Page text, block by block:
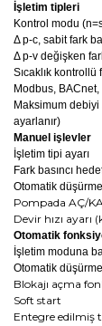
İşletim tipleri
Kontrol modu
Δ p-c, sabit fark
Δ p-v değişken
Sıcaklık
Modbus,
Maksimum debiyi
ayarlanır)
Manuel işlevler
İşletim tipi ayarı
Fark basıncı
Otomatik
Pompada AÇ/
Devir hızı
Otomatik
İşletim moduna
Otomatik
Blokajı açma
Soft start
Entegre edilmiş